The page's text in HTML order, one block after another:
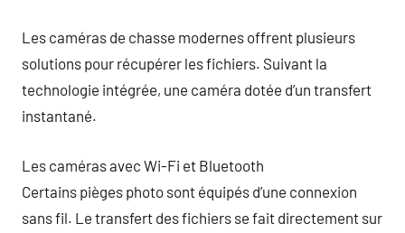
Les caméras de chasse modernes offrent plusieurs
solutions pour récupérer les fichiers. Suivant la
technologie intégrée, une caméra dotée d’un transfert
instantané.
Les caméras avec Wi-Fi et Bluetooth
Certains pièges photo sont équipés d’une connexion
sans fil. Le transfert des fichiers se fait directement sur